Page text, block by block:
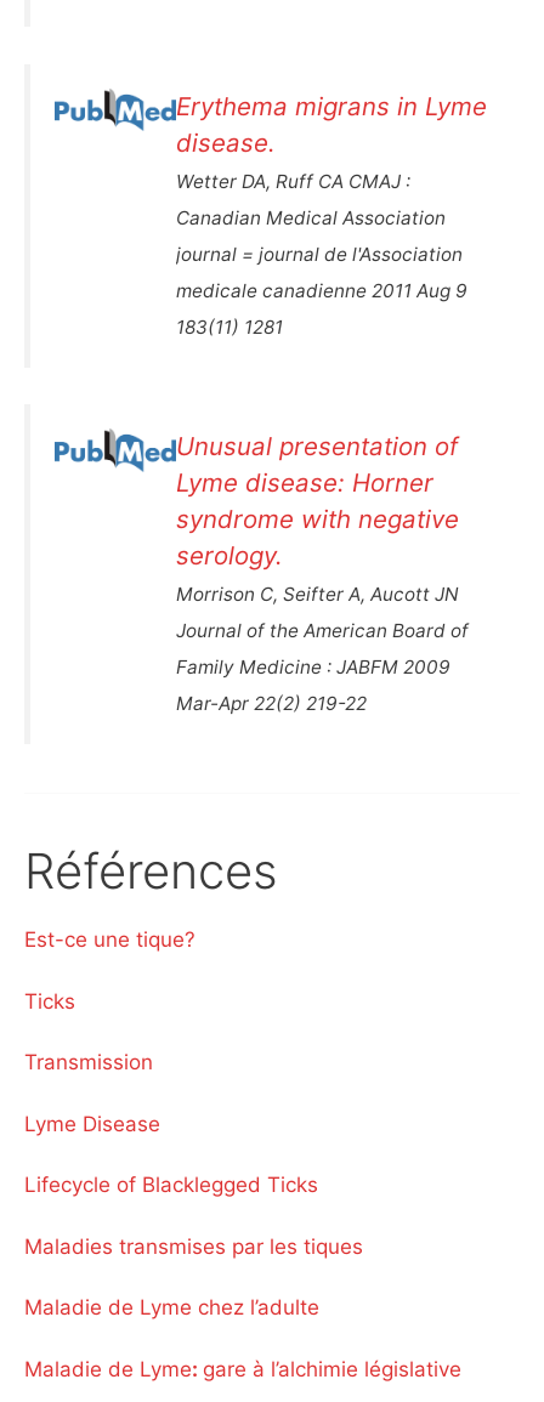
Erythema migrans in Lyme
disease.
Wetter DA, Ruff CA CMAJ :
Canadian Medical Association
journal = journal de l'Association
medicale canadienne 2011 Aug 9
183(11) 1281
Unusual presentation of
Lyme disease: Horner
syndrome with negative
serology.
Morrison C, Seifter A, Aucott JN
Journal of the American Board of
Family Medicine : JABFM 2009
Mar-Apr 22(2) 219-22
Références
Est-ce une tique?
Ticks
Transmission
Lyme Disease
Lifecycle of Blacklegged Ticks
Maladies transmises par les tiques
Maladie de Lyme chez l’adulte
Maladie de Lyme: gare à l’alchimie législative